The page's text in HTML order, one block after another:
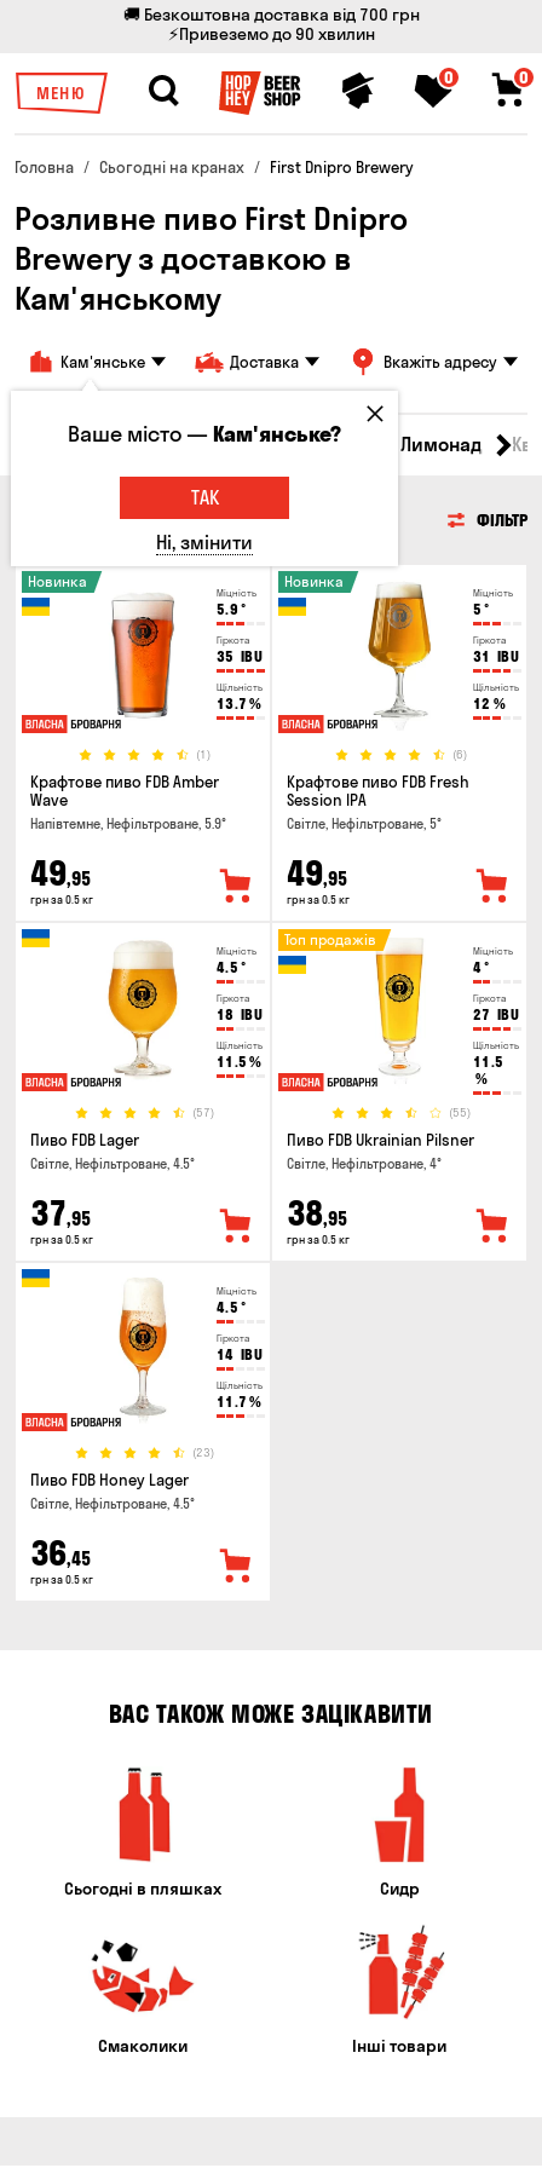
🚚 Безкоштовна доставка від 700 грн
⚡Привеземо до 90 хвилин
МЕНЮ
0 0
Головна Сьогодні на кранах First Dnipro Brewery
Розливне пиво First Dnipro
Brewery з доставкою в
Кам'янському
Кам'янське Доставка Вкажіть адресу
Всі товари Пиво Сидр Вино Лимонад
ФІЛЬТР
Міцність
5.9 °
Гіркота
35 IBU
Щільність
13.7 %
(1)
Новинка
Крафтове пиво FDB Amber
Wave
Напівтемне, Нефільтроване, 5.9°
49,95
грн за 0.5 кг
Міцність
5 °
Гіркота
31 IBU
Щільність
12 %
(6)
Новинка
Крафтове пиво FDB Fresh
Session IPA
Світле, Нефільтроване, 5°
49,95
грн за 0.5 кг
Міцність
4.5 °
Гіркота
18 IBU
Щільність
11.5 %
(57)
Пиво FDB Lager
Світле, Нефільтроване, 4.5°
37,95
грн за 0.5 кг
Міцність
4°
Гіркота
27 IBU
Щільність
11.5
%
(55)
Топ продажів
Пиво FDB Ukrainian Pilsner
Світле, Нефільтроване, 4°
38,95
грн за 0.5 кг
Міцність
4.5 °
Гіркота
14 IBU
Щільність
11.7 %
(23)
Пиво FDB Honey Lager
Світле, Нефільтроване, 4.5°
36,45
грн за 0.5 кг
ВАС ТАКОЖ МОЖЕ ЗАЦІКАВИТИ
Сьогодні в пляшках Сидр
Смаколики Інші товари
Ваше місто —Кам'янське?
ТАК
Ні, змінити